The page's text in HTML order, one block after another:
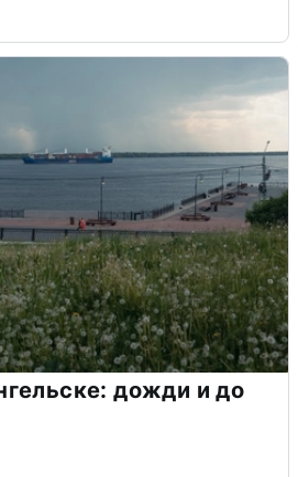
дожди и до